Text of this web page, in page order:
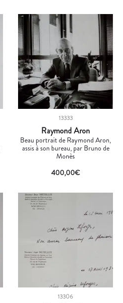
13333
Raymond Aron
Beau portrait de Raymond Aron,
assis à son bureau, par Bruno de
Monès
400,00€
13306